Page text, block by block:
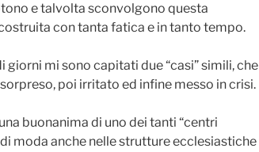
e talvolta sconvolgono questa
con tanta fatica e in tanto tempo.
giorni mi sono capitati due “casi” simili, che
poi irritato ed infine messo in crisi.
buonanima di uno dei tanti “centri
moda anche nelle strutture ecclesiastiche